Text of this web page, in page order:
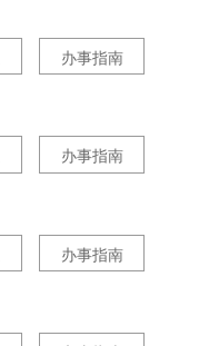
办事指南
办事指南
办事指南